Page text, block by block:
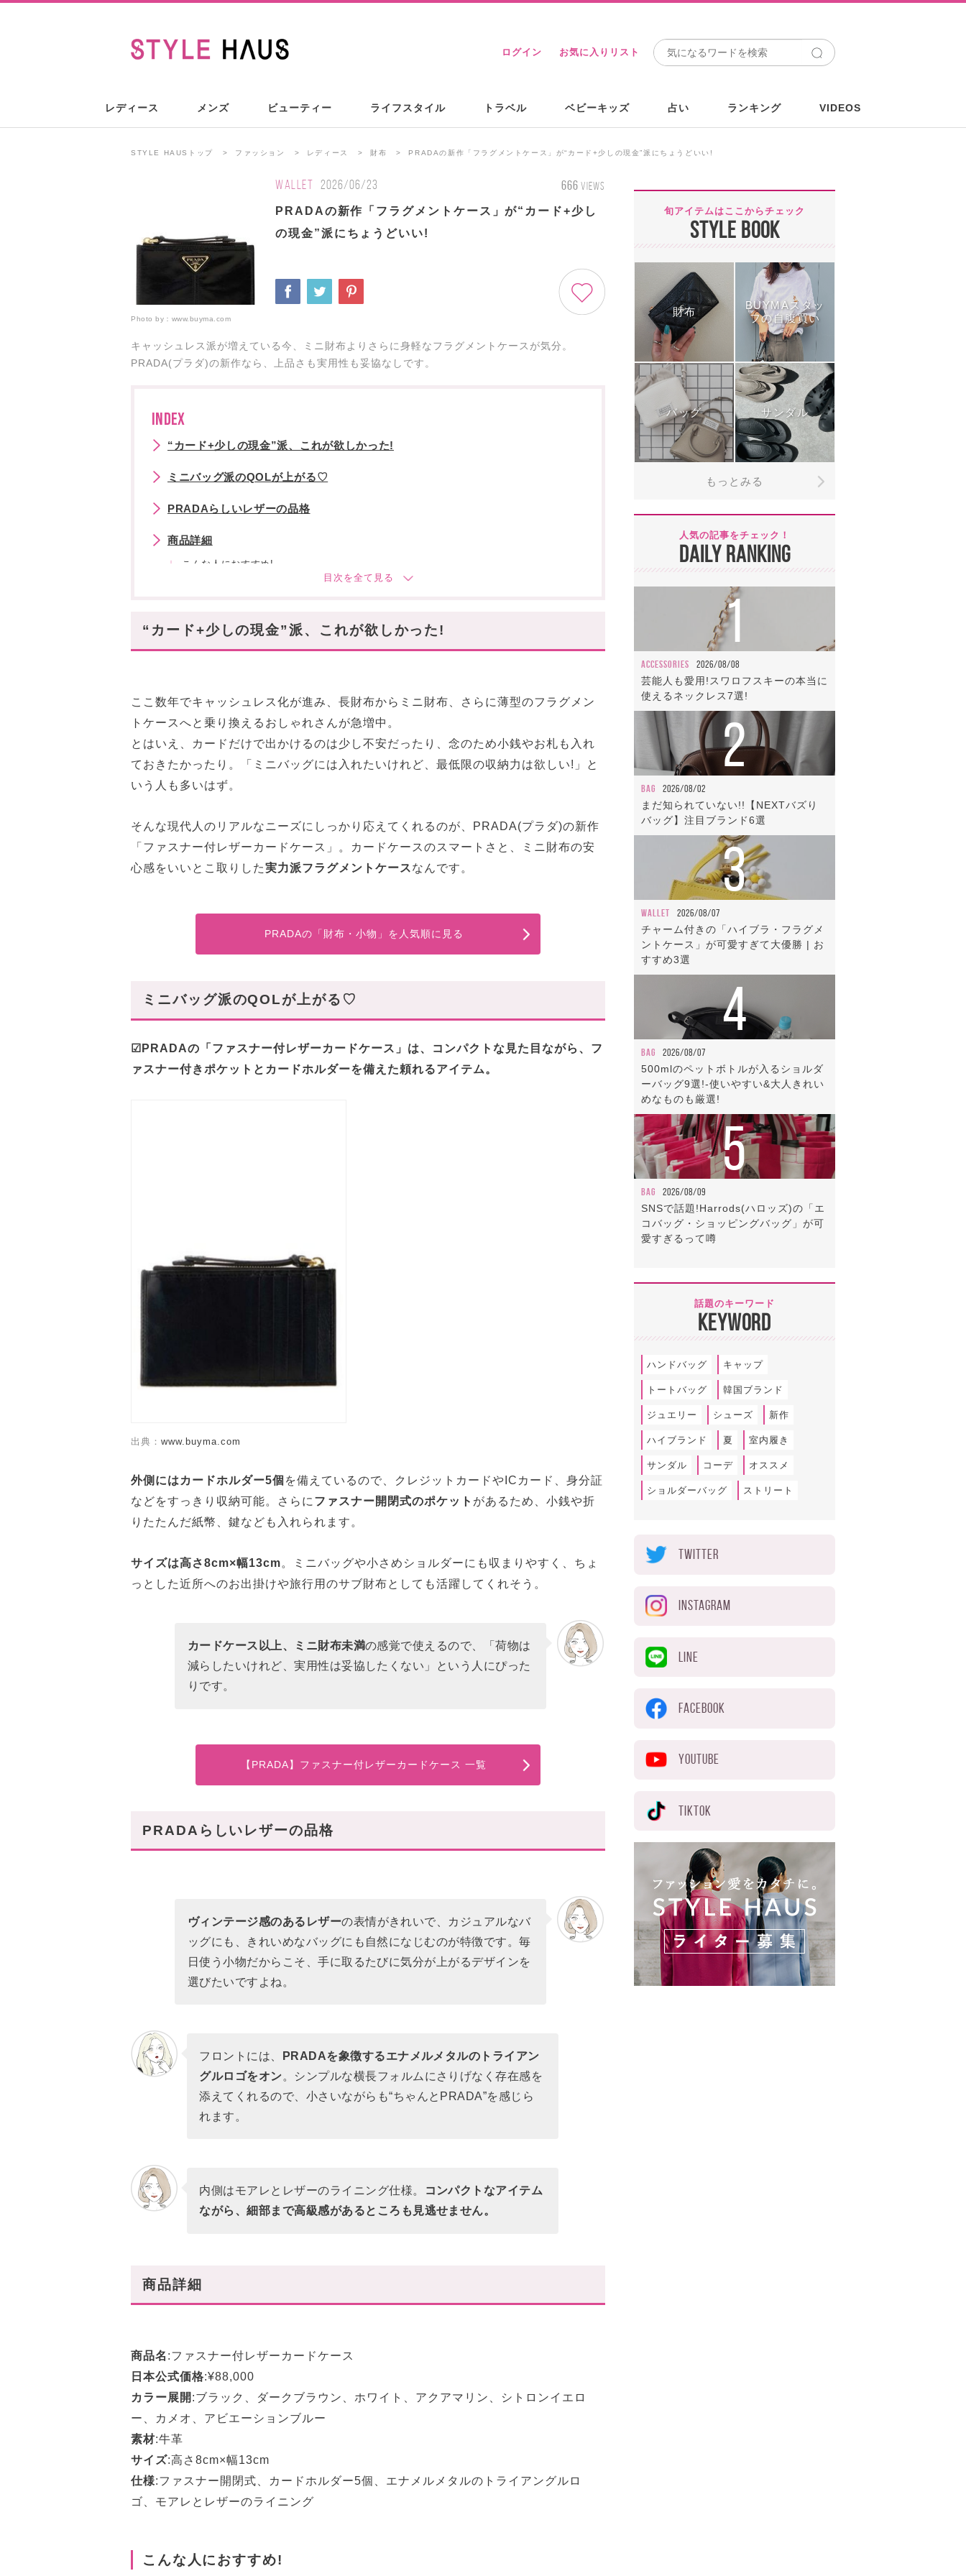
ログイン お気に入りリスト
レディース メンズ ビューティー ライフスタイル トラベル ベビーキッズ 占い ランキング VIDEOS
STYLE HAUSトップ ファッション レディース 財布 PRADAの新作「フラグメントケース」が“カード+少しの現金”派にちょうどいい!
WALLET 2026/06/23 666 VIEWS
PRADAの新作「フラグメントケース」が“カード+少し
の現金”派にちょうどいい!
Photo by： www.buyma.com
キャッシュレス派が増えている今、ミニ財布よりさらに身軽なフラグメントケースが気分。
PRADA(プラダ)の新作なら、上品さも実用性も妥協なしです。
INDEX
“カード+少しの現金”派、これが欲しかった!
ミニバッグ派のQOLが上がる♡
PRADAらしいレザーの品格
商品詳細
こんな人におすすめ!
“カード+少しの現金”派、これが欲しかった!
ここ数年でキャッシュレス化が進み、長財布からミニ財布、さらに薄型のフラグメン
トケースへと乗り換えるおしゃれさんが急増中。
とはいえ、カードだけで出かけるのは少し不安だったり、念のため小銭やお札も入れ
ておきたかったり。「ミニバッグには入れたいけれど、最低限の収納力は欲しい!」と
いう人も多いはず。
そんな現代人のリアルなニーズにしっかり応えてくれるのが、PRADA(プラダ)の新作
「ファスナー付レザーカードケース」。カードケースのスマートさと、ミニ財布の安
心感をいいとこ取りした実力派フラグメントケースなんです。
PRADAの「財布・小物」を人気順に見る
ミニバッグ派のQOLが上がる♡
☑PRADAの「ファスナー付レザーカードケース」は、コンパクトな見た目ながら、フ
ァスナー付きポケットとカードホルダーを備えた頼れるアイテム。
出典： www.buyma.com
外側にはカードホルダー5個 を備えているので、クレジットカードやICカード、身分証
などをすっきり収納可能。さらに ファスナー開閉式のポケット があるため、小銭や折
りたたんだ紙幣、鍵なども入れられます。
サイズは高さ8cm×幅13cm。ミニバッグや小さめショルダーにも収まりやすく、ちょ
っとした近所へのお出掛けや旅行用のサブ財布としても活躍してくれそう。
カードケース以上、ミニ財布未満の感覚で使えるので、「荷物は
減らしたいけれど、実用性は妥協したくない」という人にぴった
りです。
【PRADA】ファスナー付レザーカードケース 一覧
PRADAらしいレザーの品格
ヴィンテージ感のあるレザーの表情がきれいで、カジュアルなバ
ッグにも、きれいめなバッグにも自然になじむのが特徴です。毎
日使う小物だからこそ、手に取るたびに気分が上がるデザインを
選びたいですよね。
フロントには、
PRADAを象徴するエナメルメタルのトライアン
グルロゴをオン。シンプルな横長フォルムにさりげなく存在感を
添えてくれるので、小さいながらも“ちゃんとPRADA”を感じら
れます。
内側はモアレとレザーのライニング仕様。
コンパクトなアイテム
ながら、細部まで高級感があるところも見逃せません。
商品詳細
商品名 :ファスナー付レザーカードケース
日本公式価格:¥88,000
カラー展開 :ブラック、ダークブラウン、ホワイト、アクアマリン、シトロンイエロ
ー、カメオ、アビエーションブルー
素材:牛革
サイズ:高さ8cm×幅13cm
仕様:ファスナー開閉式、カードホルダー5個、エナメルメタルのトライアングルロ
ゴ、モアレとレザーのライニング
こんな人におすすめ!
旬アイテムはここからチェック
STYLE BOOK
財布
BUYMAスタッ
フの自腹買い
バッグ サンダル
もっとみる
人気の記事をチェック！
DAILY RANKING
1
ACCESSORIES 2026/08/08
芸能人も愛用!スワロフスキーの本当に
使えるネックレス7選!
2
BAG 2026/08/02
まだ知られていない!!【NEXTバズり
バッグ】注目ブランド6選
3
WALLET 2026/08/07
チャーム付きの「ハイブラ・フラグメ
ントケース」が可愛すぎて大優勝 | お
すすめ3選
4
BAG 2026/08/07
500mlのペットボトルが入るショルダ
ーバッグ9選!-使いやすい&大人きれい
めなものも厳選!
5
BAG 2026/08/09
SNSで話題!Harrods(ハロッズ)の「エ
コバッグ・ショッピングバッグ」が可
愛すぎるって噂
話題のキーワード
KEYWORD
ハンドバッグ キャップ
トートバッグ 韓国ブランド
ジュエリー シューズ 新作
ハイブランド 夏 室内履き
サンダル コーデ オススメ
ショルダーバッグ ストリート
TWITTER
INSTAGRAM
LINE
FACEBOOK
YOUTUBE
TIKTOK